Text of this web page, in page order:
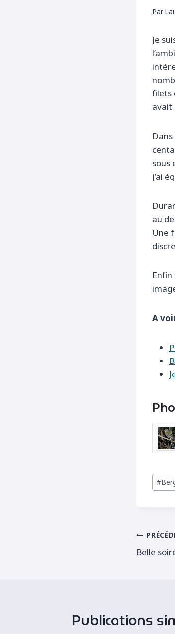
Par
Je
filets
avait
sous
j’ai
au
Une
A
de
#
de
Belle
Publications